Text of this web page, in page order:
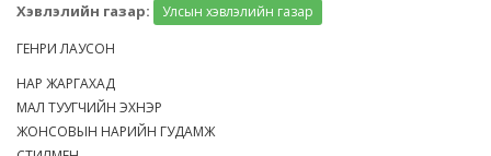
Хэвлэлийн газар:
Улсын хэвлэлийн газар
ГЕНРИ ЛАУСОН
НАР ЖАРГАХАД
МАЛ ТУУГЧИЙН ЭХНЭР
ЖОНСОВЫН НАРИЙН ГУДАМЖ